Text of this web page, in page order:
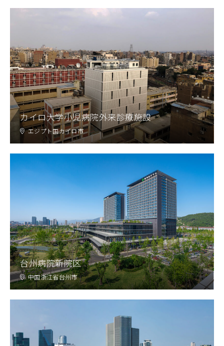
カイロ大学小児病院外来診療施設
エジプト国カイロ市
台州病院新院区
中国浙江省台州市